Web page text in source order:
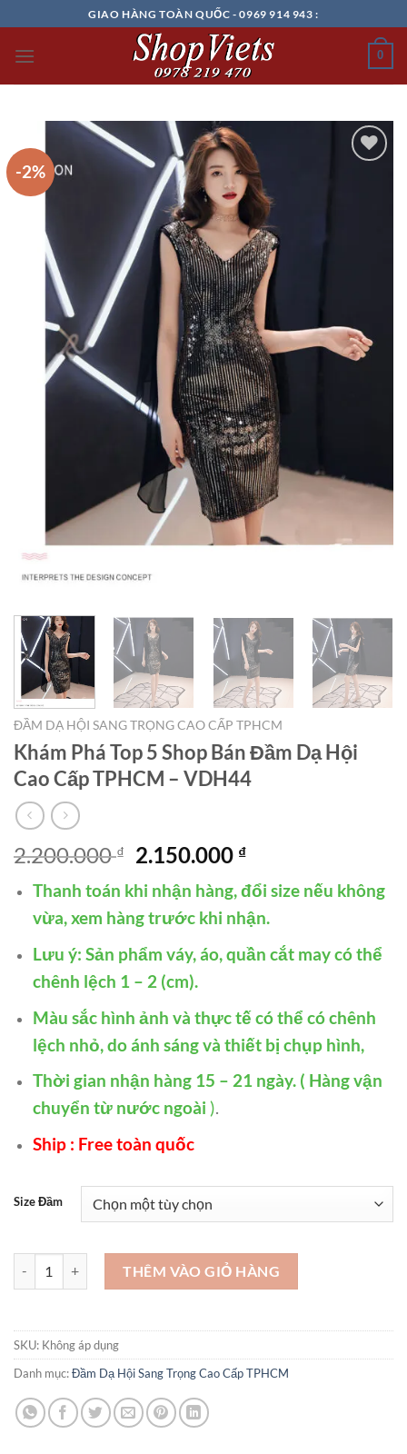
đến
nội
GIAO HÀNG TOÀN QUỐC - 0969 914 943 :
0
-2%
ĐẦM DẠ HỘI SANG TRỌNG CAO CẤP TPHCM
Khám Phá Top 5 Shop Bán Đầm Dạ Hội
Cao Cấp TPHCM – VDH44
2.200.000₫
Giá
là:
2.200.000 ₫.
2.150.000 ₫Giá
tại
là:
2.150.000 ₫.
Thanh toán khi nhận hàng, đổi size nếu không
vừa, xem hàng trước khi nhận.
Lưu ý: Sản phẩm váy, áo, quần cắt may có thể
chênh lệch 1 – 2 (cm).
Màu sắc hình ảnh và thực tế có thể có chênh
lệch nhỏ, do ánh sáng và thiết bị chụp hình,
Thời gian nhận hàng 15 – 21 ngày. ( Hàng vận
chuyển từ nước ngoài ).
Ship : Free toàn quốc
Size Đầm
Khám Phá Top 5 Shop Bán Đầm Dạ Hội Cao Cấp TPHCM - VDH44
THÊM VÀO GIỎ HÀNG
SKU: Không áp dụng
Danh mục:Đầm Dạ Hội Sang Trọng Cao Cấp TPHCM